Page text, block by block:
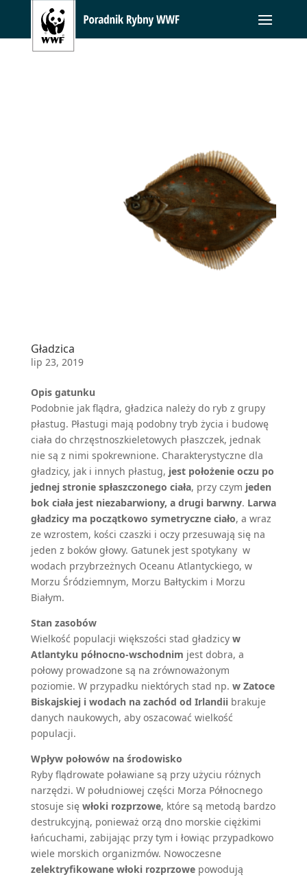
Gładzica
lip 23, 2019
Opis gatunku
Podobnie jak flądra, gładzica należy do ryb z grupy
płastug. Płastugi mają podobny tryb życia i budowę
ciała do chrzęstnoszkieletowych płaszczek, jednak
nie są z nimi spokrewnione. Charakterystyczne dla
gładzicy, jak i innych płastug, jest położenie oczu po
jednej stronie spłaszczonego ciała, przy czym jeden
bok ciała jest niezabarwiony, a drugi barwny. Larwa
gładzicy ma początkowo symetryczne ciało, a wraz
ze wzrostem, kości czaszki i oczy przesuwają się na
jeden z boków głowy. Gatunek jest spotykany w
wodach przybrzeżnych Oceanu Atlantyckiego, w
Morzu Śródziemnym, Morzu Bałtyckim i Morzu
Białym.
Stan zasobów
Wielkość populacji większości stad gładzicy w
Atlantyku północno-wschodnim jest dobra, a
połowy prowadzone są na zrównoważonym
poziomie. W przypadku niektórych stad np. w Zatoce
Biskajskiej i wodach na zachód od Irlandiibrakuje
danych naukowych, aby oszacować wielkość
populacji.
Wpływ połowów na środowisko
Ryby flądrowate poławiane są przy użyciu różnych
narzędzi. W południowej części Morza Północnego
stosuje się włoki rozprzowe, które są metodą bardzo
destrukcyjną, ponieważ orzą dno morskie ciężkimi
łańcuchami, zabijając przy tym i łowiąc przypadkowo
wiele morskich organizmów. Nowoczesne
zelektryfikowane włoki rozprzowepowodują